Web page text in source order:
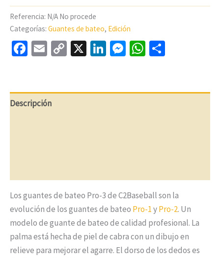
bateo
C2Baseball
Pro-
3
Alemania
Blancos
Referencia: N/A No procede
Categorías: Guantes de bateo, Edición
Facebook
EmailCopy
X LinkedIn
Messenger
WhatsApp
Descripción
Los guantes de bateo Pro-3 de C2Baseball son la
evolución de los guantes de bateo Pro-1yPro-2. Un
modelo de guante de bateo de calidad profesional. La
palma está hecha de piel de cabra con un dibujo en
relieve para mejorar el agarre. El dorso de los dedos es